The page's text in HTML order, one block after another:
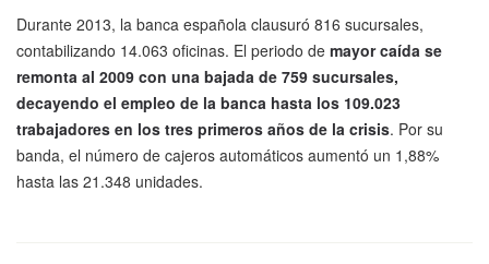
Durante 2013, la banca española clausuró 816 sucursales,
contabilizando 14.063 oficinas. El periodo de mayor caída se
remonta al 2009 con una bajada de 759 sucursales,
decayendo el empleo de la banca hasta los 109.023
trabajadores en los tres primeros años de la crisis. Por su
banda, el número de cajeros automáticos aumentó un 1,88%
hasta las 21.348 unidades.